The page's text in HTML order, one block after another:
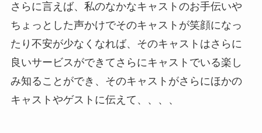
さらに言えば、私のなかなキャストのお手伝いや
ちょっとした声かけでそのキャストが笑顔になっ
たり不安が少なくなれば、そのキャストはさらに
良いサービスができてさらにキャストでいる楽し
み知ることができ、そのキャストがさらにほかの
キャストやゲストに伝えて、、、、